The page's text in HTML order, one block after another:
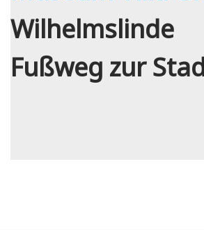
Wilhelmslinde
Fußweg zur